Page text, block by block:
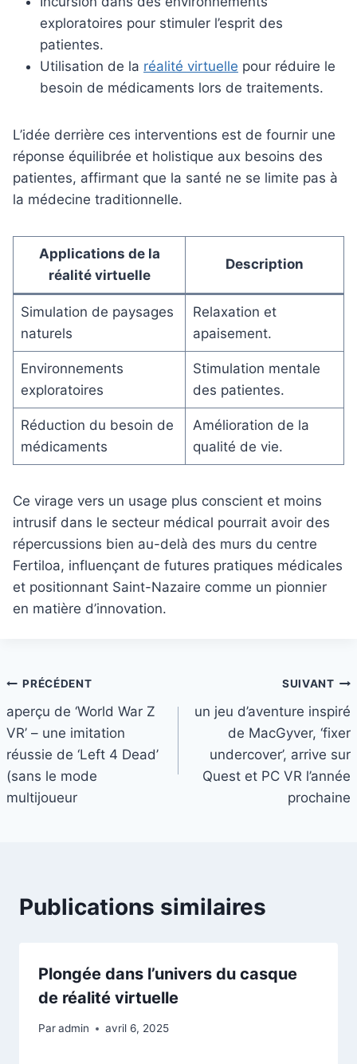
exploratoires pour stimuler l’esprit des
patientes.
Utilisation de la réalité virtuelle pour réduire le
besoin de médicaments lors de traitements.
L’idée derrière ces interventions est de fournir une
réponse équilibrée et holistique aux besoins des
patientes, affirmant que la santé ne se limite pas à
la médecine traditionnelle.
Applications de la
réalité virtuelle
Description
Simulation de paysages
naturels
Relaxation et
apaisement.
Environnements
exploratoires
Stimulation mentale
des patientes.
Réduction du besoin de
médicaments
Amélioration de la
qualité de vie.
Ce virage vers un usage plus conscient et moins
intrusif dans le secteur médical pourrait avoir des
répercussions bien au-delà des murs du centre
Fertiloa, influençant de futures pratiques médicales
et positionnant Saint-Nazaire comme un pionnier
en matière d’innovation.
Navigation
de
l’article
PRÉCÉDENT
aperçu de ‘World War Z
VR’ – une imitation
réussie de ‘Left 4 Dead’
(sans le mode
multijoueur
SUIVANT
un jeu d’aventure inspiré
de MacGyver, ‘fixer
undercover’, arrive sur
Quest et PC VR l’année
prochaine
Publications similaires
Plongée dans l’univers du casque
de réalité virtuelle
Paradmin avril 6, 2025